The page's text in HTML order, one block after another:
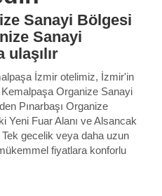
Sanayi Bölgesi
Sanayi
İzmir otelimiz, İzmir'in
Organize Sanayi
Pınarbaşı Organize
Yeni Fuar Alanı ve Alsancak
gecelik veya daha uzun
fiyatlara konforlu